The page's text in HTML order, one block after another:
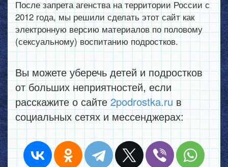
После запрета агенства на территории России с
2012 года, мы решили сделать этот сайт как
электронную версию материалов по половому
(сексуальному) воспитанию подростков.
Вы можете уберечь детей и подростков
от больших неприятностей, если
расскажите о сайте2podrostka.ru в
социальных сетях и мессенджерах: